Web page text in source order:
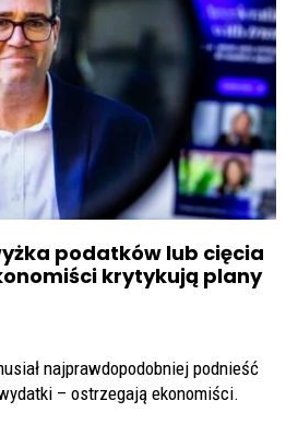
podatków lub cięcia
krytykują plany
najprawdopodobniej podnieść
– ostrzegają ekonomiści.